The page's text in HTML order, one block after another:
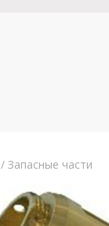
/Запасные части